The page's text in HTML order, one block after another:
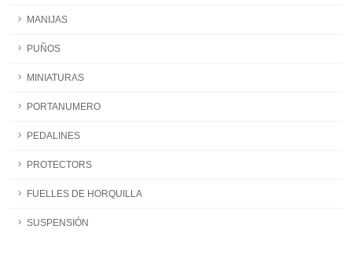
MANIJAS
PUÑOS
MINIATURAS
PORTANUMERO
PEDALINES
PROTECTORS
FUELLES DE HORQUILLA
SUSPENSIÓN